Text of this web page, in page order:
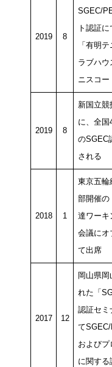
2019 8
SGEC/
ト認証に
「有明
ラブハウ
ニスコー
2019 8
新国立競
に、全国
のSGEC
される
2018 1
東京五輪
部開催の
達ワーキ
会議にオ
て出席
2017 12
岡山県岡
れた「
認証セミ
て
およびプ
に関する